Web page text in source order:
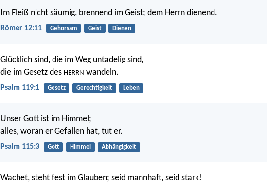
Im Fleiß nicht säumig, brennend im Geist; dem Herrn dienend.
Römer 12:11 Gehorsam Geist Dienen
Glücklich sind, die im Weg untadelig sind,
die im Gesetz des HERRN wandeln.
Psalm 119:1 Gesetz Gerechtigkeit Leben
Unser Gott ist im Himmel;
alles, woran er Gefallen hat, tut er.
Psalm 115:3 Gott Himmel Abhängigkeit
Wachet, steht fest im Glauben; seid mannhaft, seid stark!